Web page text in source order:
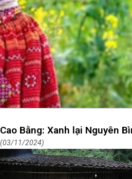
Cao Bằng: Xanh lại Nguyên
03/11/2024